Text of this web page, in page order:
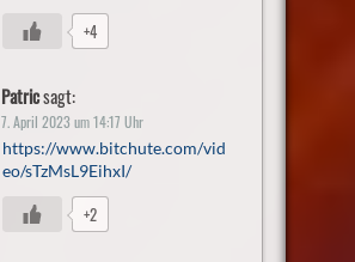
+4
Patricsagt:
7. April 2023 um 14:17 Uhr
https://www.bitchute.com/vid
eo/sTzMsL9EihxI/
+2